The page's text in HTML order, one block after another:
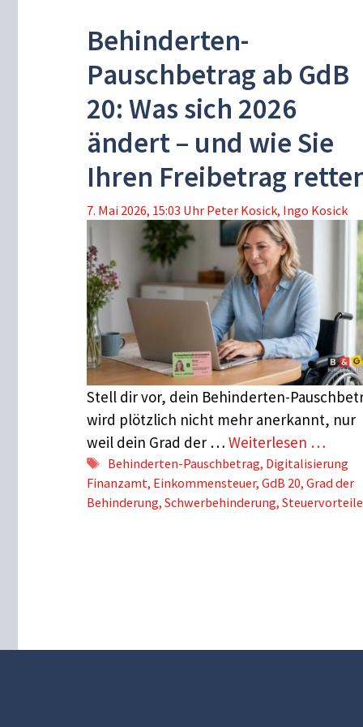
Behinderten-
Pauschbetrag ab GdB
20: Was sich 2026
ändert – und wie Sie
Ihren Freibetrag
7. Mai 2026, 15:03 Uhr Peter Kosick, Ingo Kosick
Stell dir vor, dein Behinderten-
wird plötzlich nicht mehr anerkannt, nur
weil dein Grad der … Weiterlesen …
Schlagwörter
Behinderten-Pauschbetrag, Digitalisierung
Finanzamt, Einkommensteuer, GdB 20, Grad der
Behinderung, Schwerbehinderung, Steuervorteile